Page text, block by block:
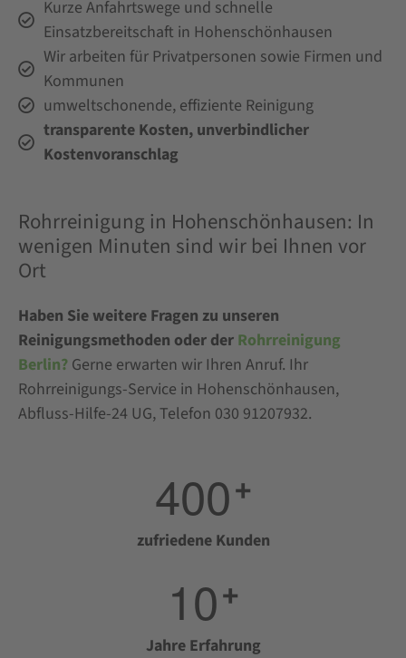
Kurze Anfahrtswege und schnelle
Einsatzbereitschaft in Hohenschönhausen
Wir arbeiten für Privatpersonen sowie Firmen und
Kommunen
umweltschonende, effiziente Reinigung
transparente Kosten, unverbindlicher
Kostenvoranschlag
Rohrreinigung in Hohenschönhausen: In
wenigen Minuten sind wir bei Ihnen vor
Ort
Haben Sie weitere Fragen zu unseren
Reinigungsmethoden oder der Rohrreinigung
Berlin? Gerne erwarten wir Ihren Anruf. Ihr
Rohrreinigungs-Service in Hohenschönhausen,
Abfluss-Hilfe-24 UG, Telefon 030 91207932.
400+
zufriedene Kunden
10+
Jahre Erfahrung